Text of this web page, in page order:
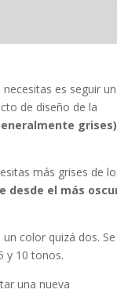
es seguir un
de diseño de la
más grises de
desde el más
color quizá dos. Se
y 10 tonos.
una nueva